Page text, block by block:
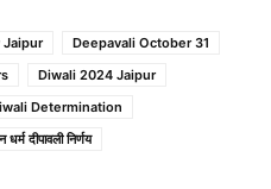
Jaipur
Deepavali October 31
Diwali 2024 Jaipur
Determination
धर्म दीपावली निर्णय